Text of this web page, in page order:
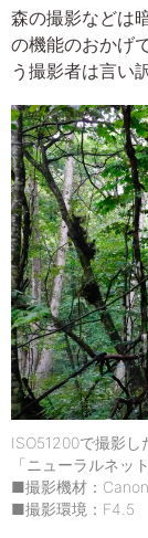
森の撮影などは
の機能のおかげ
う撮影者は言い
ISO51200で撮影し
「ニューラルネッ
■撮影機材：
■撮影環境：F4.5